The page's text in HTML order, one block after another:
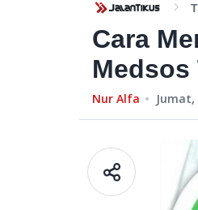
Cara
Medsos
Nur Alfa Jumat,